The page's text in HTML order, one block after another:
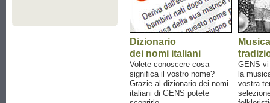
Dizionario
dei nomi italiani
Volete conoscere cosa
significa il vostro nome?
Grazie al dizionario dei nomi
italiani di GENS potete
Musica
GENS
la
vostra